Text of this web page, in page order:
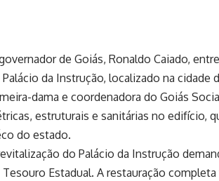
de Goiás, Ronaldo Caiado,
da Instrução, localizado na cidade
dama e coordenadora do Goiás
estruturais e sanitárias no edifício,
do estado.
do Palácio da Instrução
Estadual. A restauração